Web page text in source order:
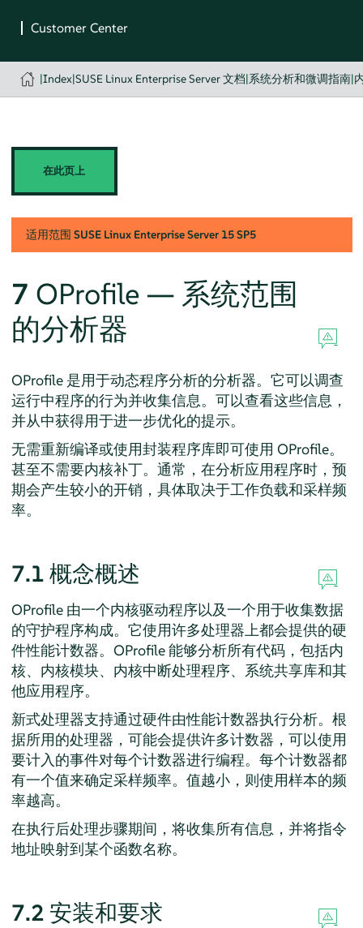
|Index|SUSE Linux Enterprise Server 文档|系统分析和微调指南|
在此页上
适用范围 SUSE Linux Enterprise Server 15 SP5
7 OProfile — 系统范围
的分析器
OProfile 是用于动态程序分析的分析器。它可以调查
运行中程序的行为并收集信息。可以查看这些信息，
并从中获得用于进一步优化的提示。
无需重新编译或使用封装程序库即可使用 OProfile。
甚至不需要内核补丁。通常，在分析应用程序时，预
期会产生较小的开销，具体取决于工作负载和采样频
率。
7.1 概念概述
OProfile 由一个内核驱动程序以及一个用于收集数据
的守护程序构成。它使用许多处理器上都会提供的硬
件性能计数器。OProfile 能够分析所有代码，包括内
核、内核模块、内核中断处理程序、系统共享库和其
他应用程序。
新式处理器支持通过硬件由性能计数器执行分析。根
据所用的处理器，可能会提供许多计数器，可以使用
要计入的事件对每个计数器进行编程。每个计数器都
有一个值来确定采样频率。值越小，则使用样本的频
率越高。
在执行后处理步骤期间，将收集所有信息，并将指令
地址映射到某个函数名称。
7.2 安装和要求